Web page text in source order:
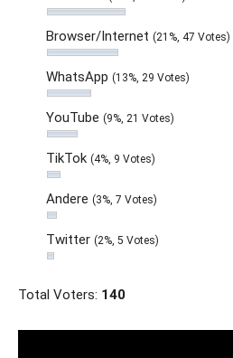
Browser/Internet (21%, 47 Votes)
WhatsApp (13%, 29 Votes)
YouTube (9%, 21 Votes)
TikTok (4%, 9 Votes)
Andere (3%, 7 Votes)
Twitter (2%, 5 Votes)
Total Voters: 140